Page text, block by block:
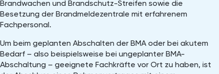
Brandwachen und Brandschutz-Streifen sowie die
Besetzung der Brandmeldezentrale mit erfahrenem
Fachpersonal.
Um beim geplanten Abschalten der BMA oder bei akutem
Bedarf – also beispielsweise bei ungeplanter BMA-
Abschaltung – geeignete Fachkräfte vor Ort zu haben, ist